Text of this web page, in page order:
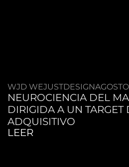
WJD WEJUSTDESIGN
NEUROCIENCIA DEL
DIRIGIDA A UN TARGET
ADQUISITIVO
LEER